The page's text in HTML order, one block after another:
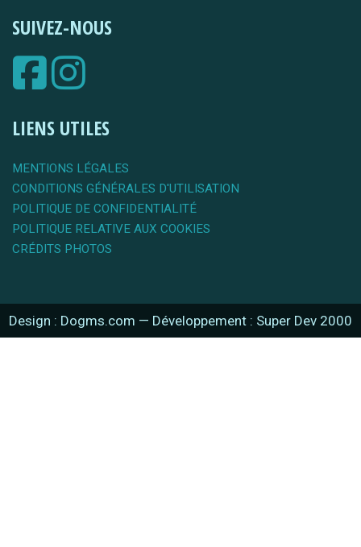
SUIVEZ-NOUS
LIENS UTILES
MENTIONS LÉGALES
CONDITIONS GÉNÉRALES D'UTILISATION
POLITIQUE DE CONFIDENTIALITÉ
POLITIQUE RELATIVE AUX COOKIES
CRÉDITS PHOTOS
Design : Dogms.com — Développement : Super Dev 2000